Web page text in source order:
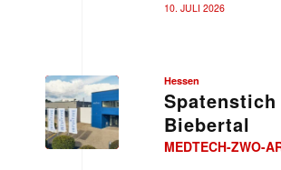
10. JULI 2026
Hessen
Biebertal
MEDTECH-ZWO-